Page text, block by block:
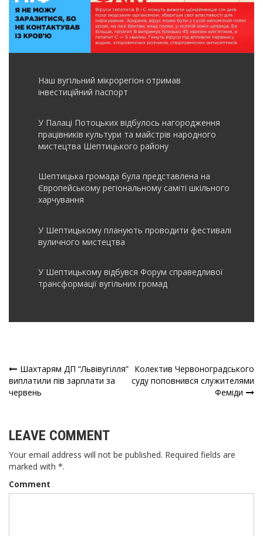
Наш вугільний мікрорегіон отримав
інвеcтиційний паспорт
У Палаці Потоцьких відбулось нагородження
працівників культури та майстрів народного
мистецтва Шептицького району
Шептицька громада була представлена на
Європейському регіональному саміті шкільного
харчування
У Шептицькому планують проводити фестивалі
вуличного мистецтва
У Шептицькому відбувся Форум справедливої
трансформації вугільних громад
Навігація
записів
Шахтарям ДП “Львівугілля”
виплатили пів зарплати за
червень
Колектив Червоноградського
суду поповнився служителями
Феміди
LEAVE COMMENT
Your email address will not be published. Required fields are
marked with *.
Comment